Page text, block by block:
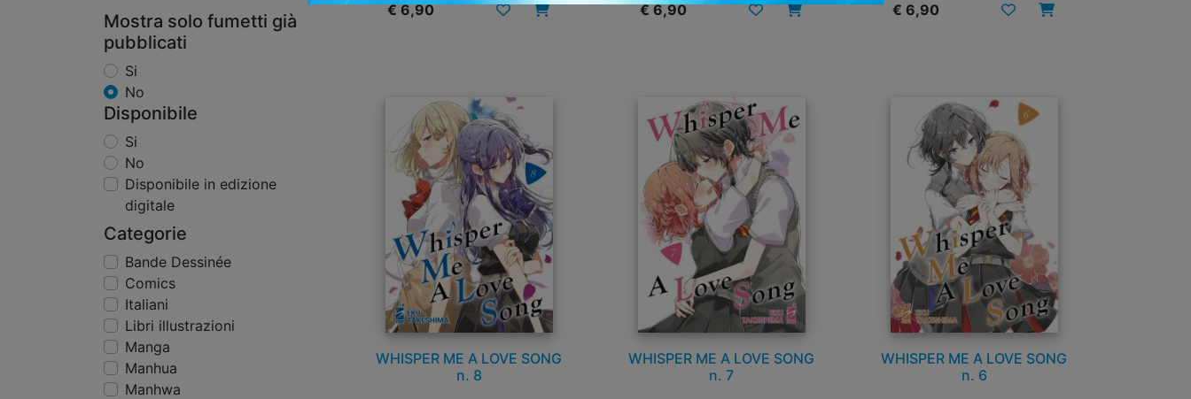
Mostra solo fumetti già
pubblicati
Si
No
Disponibile
Si
No
Disponibile in edizione
digitale
Categorie
Bande Dessinée
Comics
Italiani
Libri illustrazioni
Manga
Manhua
Manhwa
€ 6,90 € 6,90 € 6,90
WHISPER ME A LOVE SONG
n. 8
WHISPER ME A LOVE SONG
n. 7
WHISPER ME A LOVE SONG
n. 6